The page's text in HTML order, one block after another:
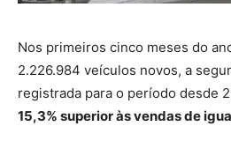
Nos primeiros cinco meses do
2.226.984 veículos novos, a
registrada para o período desde
15,3% superior às vendas de